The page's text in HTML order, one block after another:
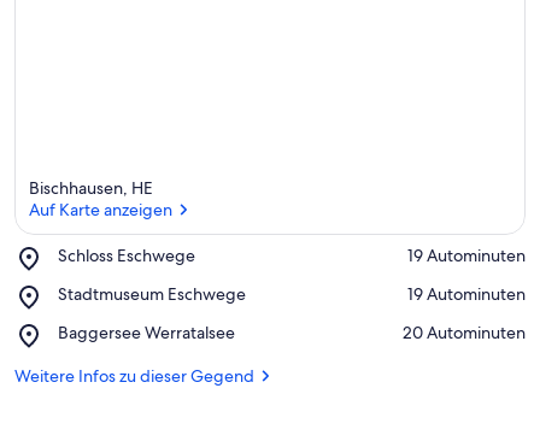
Bischhausen, HE
Auf Karte anzeigen
Schloss Eschwege
Place,
Eschwege
‪19 Autominuten‬
Stadtmuseum Eschwege
Place,
Eschwege
‪19 Autominuten‬
Baggersee Werratalsee
Place,
Werratalsee
‪20 Autominuten‬
Weitere Infos zu dieser Gegend